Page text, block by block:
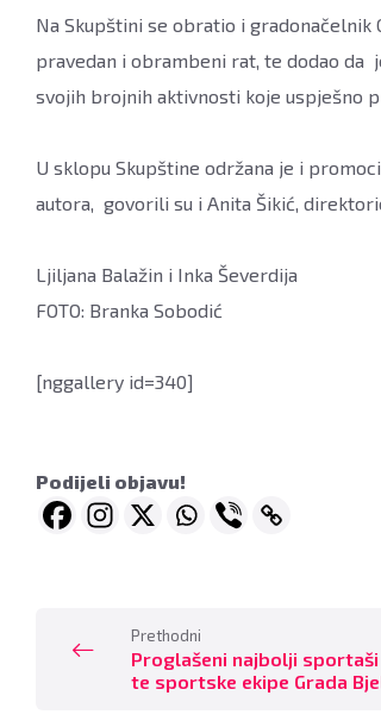
Na Skupštini se obratio i gradonačelnik
pravedan i obrambeni rat, te dodao da
svojih brojnih aktivnosti koje uspješno
U sklopu Skupštine održana je i
autora, govorili su i Anita Šikić,
Ljiljana Balažin i Inka Ševerdija
FOTO: Branka Sobodić
[nggallery id=340]
Podijeli objavu!
Prethodni
Proglašeni najbolji
te sportske ekipe Grada